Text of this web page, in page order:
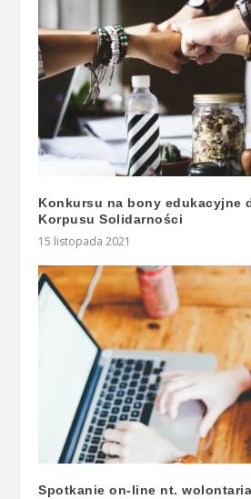
Konkursu na bony edukacyjne
Korpusu Solidarności
15 listopada 2021
Spotkanie on-line nt.